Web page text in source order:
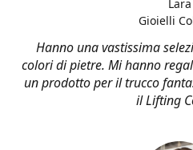
Hanno una vastissima
colori di pietre. Mi hanno
un prodotto per il trucco
il Lifting
Lara
Gioielli